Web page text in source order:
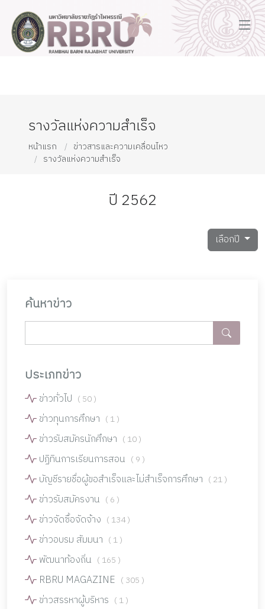
รางวัลแห่งความสำเร็จ
หน้าแรก
ข่าวสารและความเคลื่อนไหว
รางวัลแห่งความสำเร็จ
ปี 2562
เลือกปี
ค้นหาข่าว
ประเภทข่าว
ข่าวทั่วไป ( 50 )
ข่าวทุนการศึกษา ( 1 )
ข่าวรับสมัครนักศึกษา ( 10 )
ปฏิทินการเรียนการสอน ( 9 )
บัญชีรายชื่อผู้ขอสำเร็จและไม่สำเร็จการศึกษา ( 21 )
ข่าวรับสมัครงาน ( 6 )
ข่าวจัดซื้อจัดจ้าง ( 134 )
ข่าวอบรม สัมมนา ( 1 )
พัฒนาท้องถิ่น ( 165 )
RBRU MAGAZINE ( 305 )
ข่าวสรรหาผู้บริหาร ( 1 )